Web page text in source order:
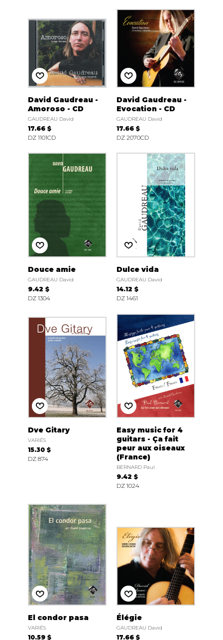
David Gaudreau -
Amoroso - CD
GAUDREAU David
17.66 $
DZ 1101CD
David Gaudreau -
Evocation - CD
GAUDREAU David
17.66 $
DZ 2070CD
Douce amie
GAUDREAU David
9.42 $
DZ 1304
Dulce vida
GAUDREAU David
14.12 $
DZ 1461
Dve Gitary
VARIÉS
15.30 $
DZ 874
Easy music for 4
guitars - Ça fait
peur aux oiseaux
(France)
BERNARD Paul
9.42 $
DZ 1024
El condor pasa
VARIÉS
10.59 $
Élégie
GAUDREAU David
17.66 $